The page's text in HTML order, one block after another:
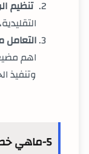
تنظيم
اهم
وتنفيذ
5-ماهي خطوات الإدارة التنظيم الناجح للوقت الجامعي؟